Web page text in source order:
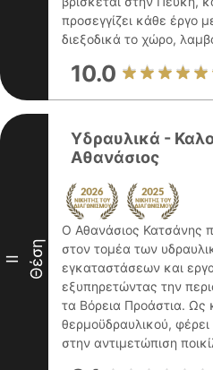
προσεγγίζει κάθε έργο
διεξοδικά το χώρο,
10.0
II Θέση
Υδραυλικά -
Αθανάσιος
Ο Αθανάσιος Κατσάνης
στον τομέα των
εγκαταστάσεων και
εξυπηρετώντας την
τα Βόρεια Προάστια. Ως
θερμοϋδραυλικού, φέρει
στην αντιμετώπιση